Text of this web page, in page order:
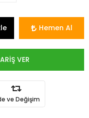
Hemen Al
VER
ve Değişim